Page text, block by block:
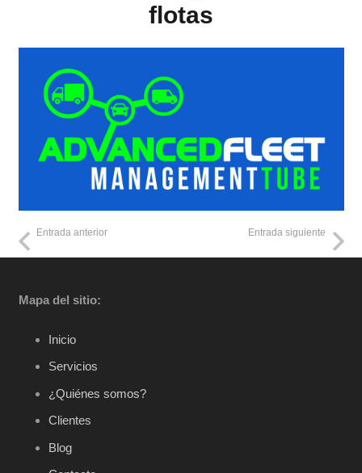
flotas
Entrada anterior Entrada siguiente
Mapa del sitio:
Inicio
Servicios
¿Quiénes somos?
Clientes
Blog